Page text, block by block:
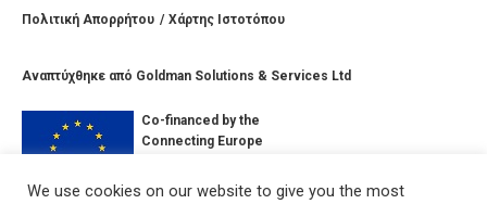
Πολιτική Απορρήτου
Χάρτης Ιστοτόπου
Αναπτύχθηκε από Goldman Solutions & Services Ltd
Co-financed by the
Connecting Europe
European Union
We use cookies on our website to give you the most